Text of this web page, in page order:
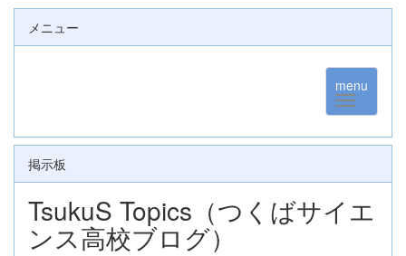
メニュー
menu
掲示板
TsukuS Topics（つくばサイエ
ンス高校ブログ）